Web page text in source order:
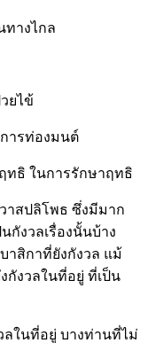
ทางไกล
ยไข้
ารท่องมนต์
ทธิ ในการรักษาฤทธิ
าสปลิโพธ ซึ่งมีมาก
กังวลเรื่องนั้นบ้าง
าสิกาที่ยังกังวล แม้
กังวลในที่อยู่ ที่เป็น
ลในที่อยู่ บางท่านที่ไม่